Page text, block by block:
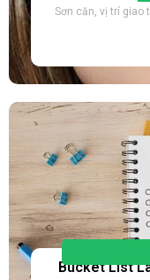
Sơn căn, vị trí giao
Bucket List